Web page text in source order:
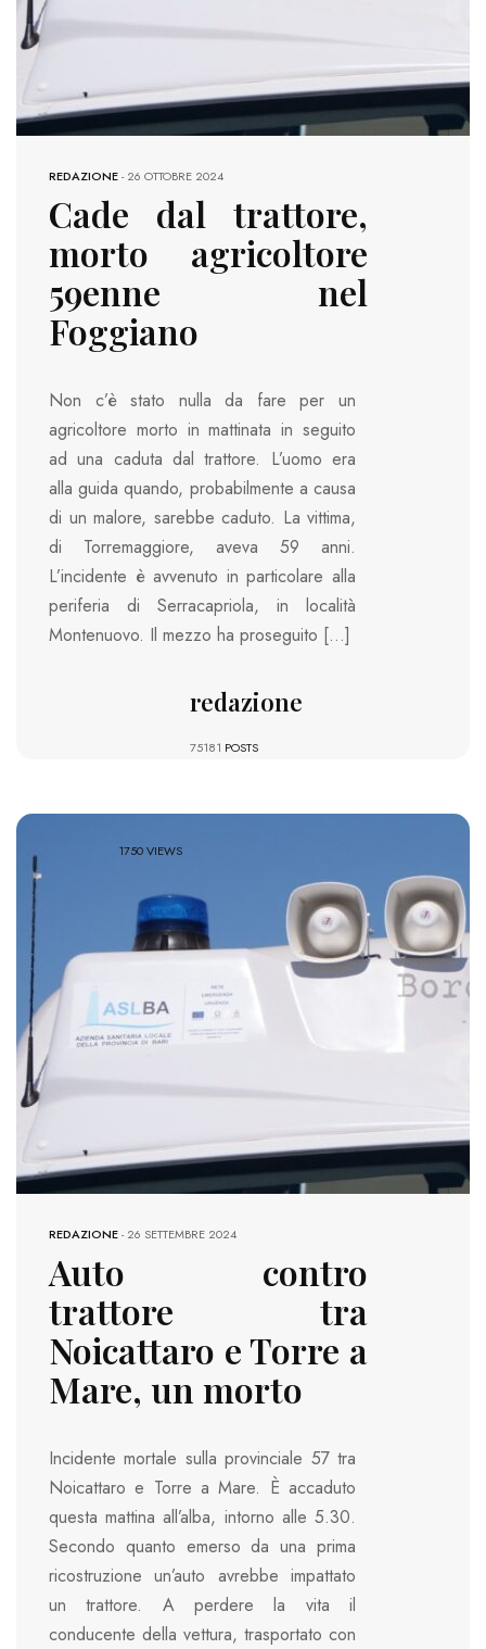
REDAZIONE-26 OTTOBRE 2024
Cade dal trattore,
morto agricoltore
59enne nel
Foggiano
Non c’è stato nulla da fare per un
agricoltore morto in mattinata in seguito
ad una caduta dal trattore. L’uomo era
alla guida quando, probabilmente a causa
di un malore, sarebbe caduto. La vittima,
di Torremaggiore, aveva 59 anni.
L’incidente è avvenuto in particolare alla
periferia di Serracapriola, in località
Montenuovo. Il mezzo ha proseguito […]
redazione
75181 POSTS
1750 VIEWS
REDAZIONE-26 SETTEMBRE 2024
Auto contro
trattore tra
Noicattaro e Torre a
Mare, un morto
Incidente mortale sulla provinciale 57 tra
Noicattaro e Torre a Mare. È accaduto
questa mattina all’alba, intorno alle 5.30.
Secondo quanto emerso da una prima
ricostruzione un’auto avrebbe impattato
un trattore. A perdere la vita il
conducente della vettura, trasportato con